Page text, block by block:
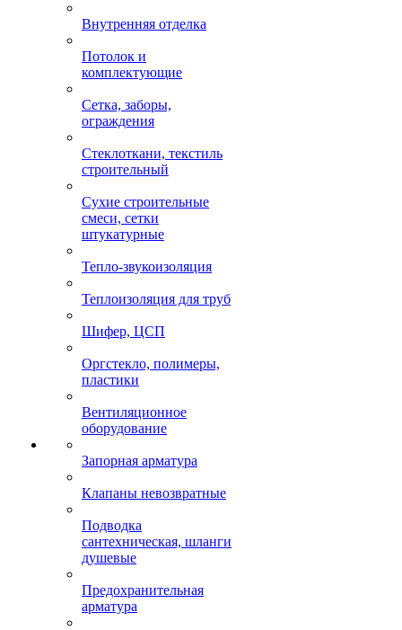
Внутренняя отделка
Потолок и
комплектующие
Сетка, заборы,
ограждения
Стеклоткани, текстиль
строительный
Сухие строительные
смеси, сетки
штукатурные
Тепло-звукоизоляция
Теплоизоляция для труб
Шифер, ЦСП
Оргстекло, полимеры,
пластики
Вентиляционное
оборудование
Запорная арматура
Клапаны невозвратные
Подводка
сантехническая, шланги
душевые
Предохранительная
арматура